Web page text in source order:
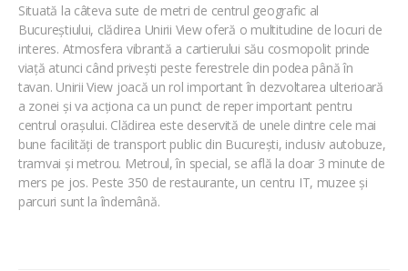
Situată la câteva sute de metri de centrul geografic al
Bucureștiului, clădirea Unirii View oferă o multitudine de locuri de
interes. Atmosfera vibrantă a cartierului său cosmopolit prinde
viață atunci când privești peste ferestrele din podea până în
tavan. Unirii View joacă un rol important în dezvoltarea ulterioară
a zonei și va acționa ca un punct de reper important pentru
centrul orașului. Clădirea este deservită de unele dintre cele mai
bune facilități de transport public din București, inclusiv autobuze,
tramvai și metrou. Metroul, în special, se află la doar 3 minute de
mers pe jos. Peste 350 de restaurante, un centru IT, muzee și
parcuri sunt la îndemână.